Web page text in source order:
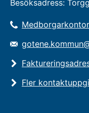
Besöksadress:
Fler